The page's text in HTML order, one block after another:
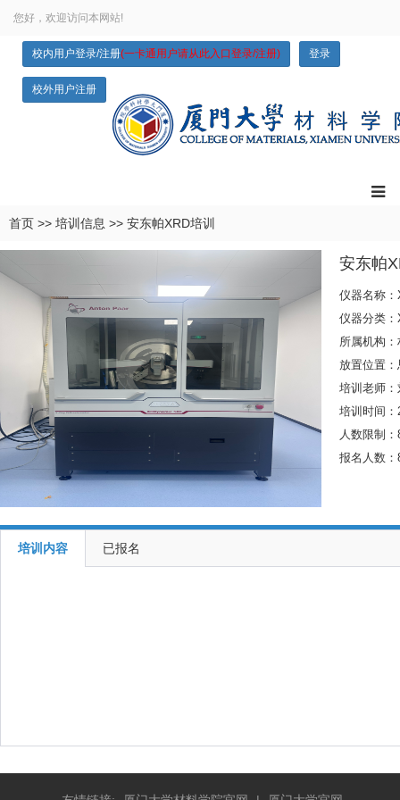
您好，欢迎访问本网站!
校内用户登录/注册(一卡通用户请从此入口登录/注册) 登录
校外用户注册
首页 >> 培训信息 >> 安东帕XRD培训
安东帕
仪器名称
仪器分类
所属机构
放置位置
培训老师：
培训时间：
人数限制：
报名人数：
培训内容 已报名